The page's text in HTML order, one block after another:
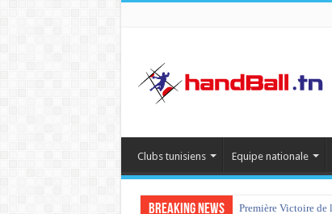
Clubs tunisiens Equipe nationale
Breaking News Première Victoire